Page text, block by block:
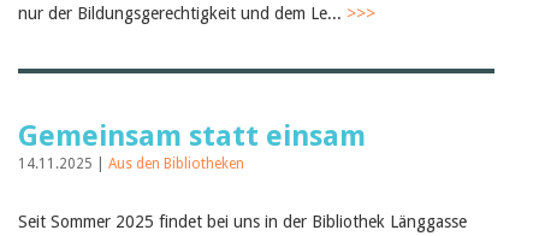
Sandra Dettwyler
Andrea Grichting
Therese von Weissenfluh
Nicole Rothen
Alle Autoren
nur der Bildungsgerechtigkeit und dem Le... >>>
Gemeinsam statt einsam
14.11.2025 | Aus den Bibliotheken
Seit Sommer 2025 findet bei uns in der Bibliothek Länggasse